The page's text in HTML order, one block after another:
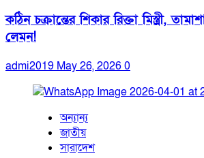
কঠিন চক্রান্তের শিকার রিক্তা মিস্ত্রী,
লেমন!
admi2019 May 26, 20260
অন্যান্য
জাতীয়
সারাদেশ